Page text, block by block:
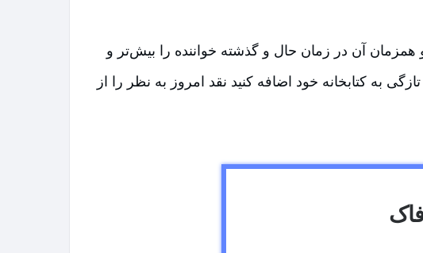
آن در زمان حال و گذشته خواننده را بیش‌تر و
به کتابخانه خود اضافه کنید نقد امروز به نظر را از